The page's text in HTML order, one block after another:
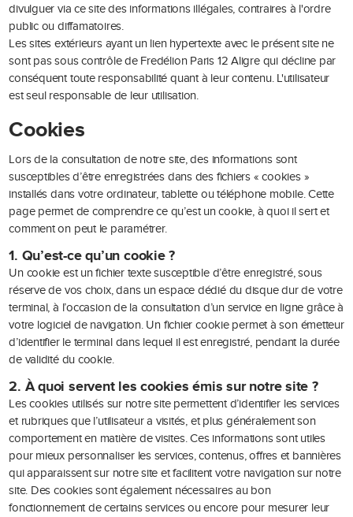
divulguer via ce site des informations illégales, contraires à l'ordre
public ou diffamatoires.
Les sites extérieurs ayant un lien hypertexte avec le présent site ne
sont pas sous contrôle de Fredélion Paris 12 Aligre qui décline par
conséquent toute responsabilité quant à leur contenu. L'utilisateur
est seul responsable de leur utilisation.
Cookies
Lors de la consultation de notre site, des informations sont
susceptibles d’être enregistrées dans des fichiers « cookies »
installés dans votre ordinateur, tablette ou téléphone mobile. Cette
page permet de comprendre ce qu’est un cookie, à quoi il sert et
comment on peut le paramétrer.
1. Qu’est-ce qu’un cookie ?
Un cookie est un fichier texte susceptible d’être enregistré, sous
réserve de vos choix, dans un espace dédié du disque dur de votre
terminal, à l’occasion de la consultation d’un service en ligne grâce à
votre logiciel de navigation. Un fichier cookie permet à son émetteur
d’identifier le terminal dans lequel il est enregistré, pendant la durée
de validité du cookie.
2. À quoi servent les cookies émis sur notre site ?
Les cookies utilisés sur notre site permettent d’identifier les services
et rubriques que l’utilisateur a visités, et plus généralement son
comportement en matière de visites. Ces informations sont utiles
pour mieux personnaliser les services, contenus, offres et bannières
qui apparaissent sur notre site et facilitent votre navigation sur notre
site. Des cookies sont également nécessaires au bon
fonctionnement de certains services ou encore pour mesurer leur